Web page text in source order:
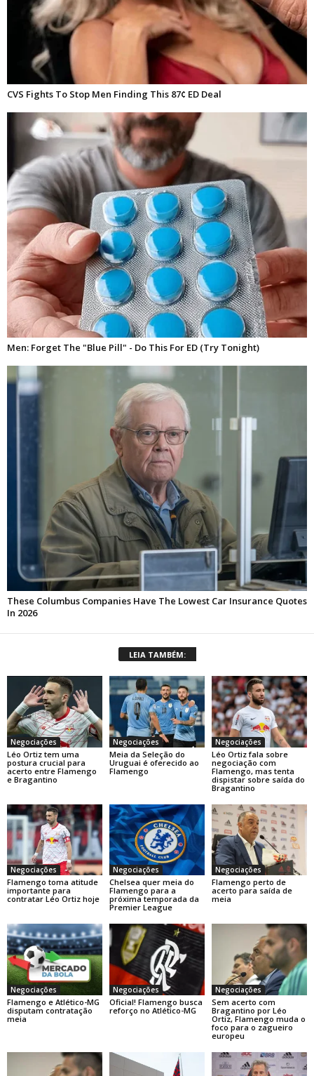
LEIA TAMBÉM:
Negociações
Léo Ortiz tem uma
postura crucial para
acerto entre Flamengo
e Bragantino
Negociações
Meia da Seleção do
Uruguai é oferecido ao
Flamengo
Negociações
Léo Ortiz fala sobre
negociação com
Flamengo, mas tenta
dispistar sobre saída do
Bragantino
Negociações
Flamengo toma atitude
importante para
contratar Léo Ortiz hoje
Negociações
Chelsea quer meia do
Flamengo para a
próxima temporada da
Premier League
Negociações
Flamengo perto de
acerto para saída de
meia
Negociações
Flamengo e Atlético-MG
disputam contratação
meia
Negociações
Oficial! Flamengo busca
reforço no Atlético-MG
Negociações
Sem acerto com
Bragantino por Léo
Ortiz, Flamengo muda o
foco para o zagueiro
europeu